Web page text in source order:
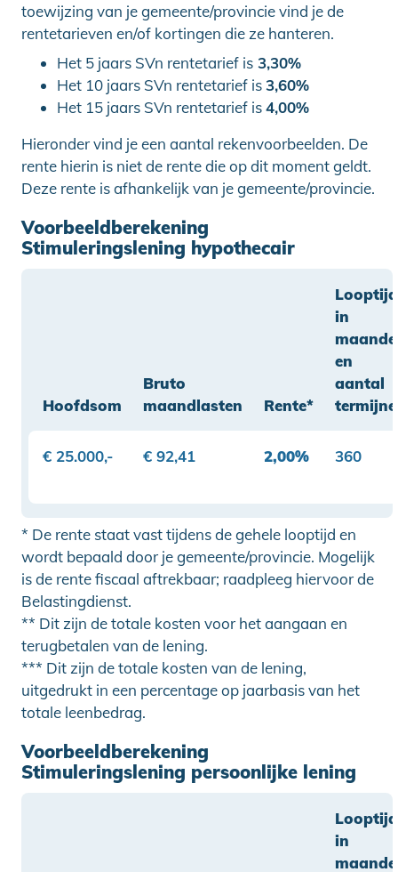
toewijzing van je gemeente/provincie vind je de
rentetarieven en/of kortingen die ze hanteren.
Het 5 jaars SVn rentetarief is 3,30%
Het 10 jaars SVn rentetarief is3,60%
Het 15 jaars SVn rentetarief is4,00%
Hieronder vind je een aantal rekenvoorbeelden. De
rente hierin is niet de rente die op dit moment geldt.
Deze rente is afhankelijk van je gemeente/provincie.
Voorbeeldberekening
Stimuleringslening hypothecair
Hoofdsom
Bruto
maandlasten
Rente*
Looptijd
in
en
aantal
€ 25.000,- € 92,41 2,00% 360
* De rente staat vast tijdens de gehele looptijd en
wordt bepaald door je gemeente/provincie. Mogelijk
is de rente fiscaal aftrekbaar; raadpleeg hiervoor de
Belastingdienst.
** Dit zijn de totale kosten voor het aangaan en
terugbetalen van de lening.
*** Dit zijn de totale kosten van de lening,
uitgedrukt in een percentage op jaarbasis van het
totale leenbedrag.
Voorbeeldberekening
Stimuleringslening persoonlijke lening
Looptijd
in